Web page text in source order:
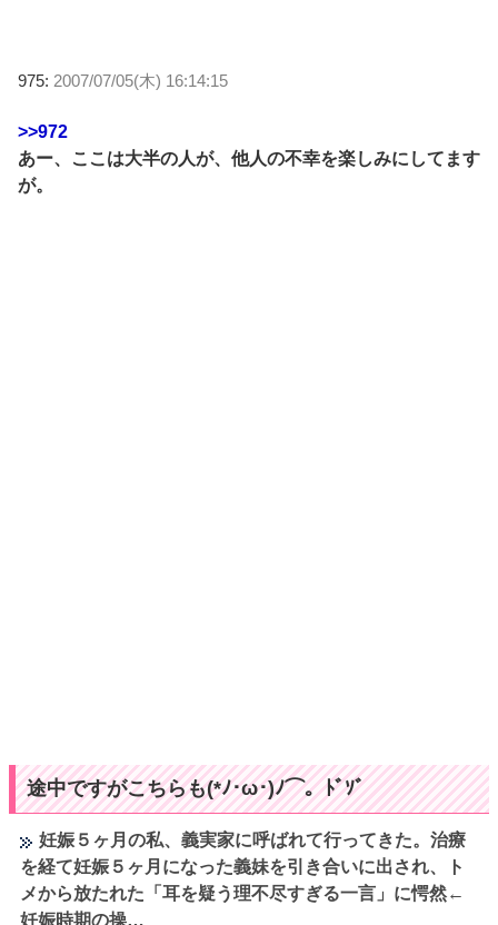
975: 2007/07/05(木) 16:14:15
>>972
あー、ここは大半の人が、他人の不幸を楽しみにしてます
が。
途中ですがこちらも(*ﾉ･ω･)ﾉ⌒。ﾄﾞｿﾞ
妊娠５ヶ月の私、義実家に呼ばれて行ってきた。治療
を経て妊娠５ヶ月になった義妹を引き合いに出され、ト
メから放たれた「耳を疑う理不尽すぎる一言」に愕然←
妊娠時期の操…